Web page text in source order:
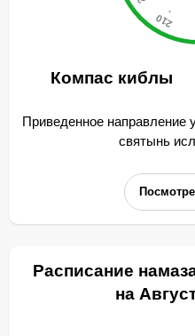
Компас киблы
Приведенное направление
святынь
Расписание
на